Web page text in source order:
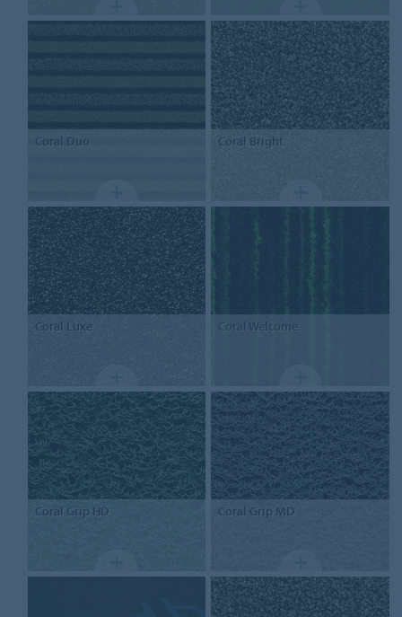
Coral Duo Coral Bright
Coral Luxe Coral Welcome
Coral Grip HD Coral Grip MD